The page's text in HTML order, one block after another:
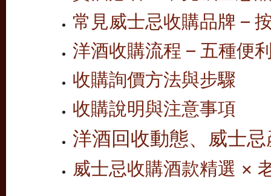
常見威士忌收購品牌 –
洋酒收購流程 – 五種便
收購詢價方法與步驟
收購說明與注意事項
洋酒回收動態、威士
威士忌收購酒款精選 ×